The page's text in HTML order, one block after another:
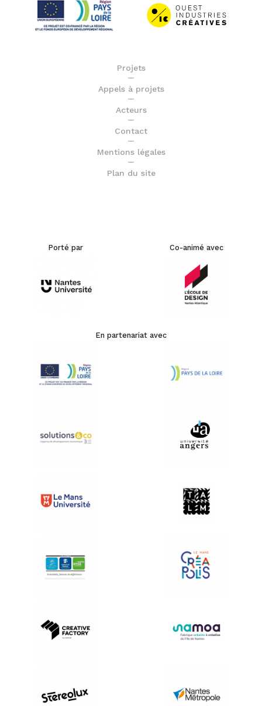
Projets
Appels à projets
Acteurs
Contact
Mentions légales
Plan du site
Porté par Co-animé avec
En partenariat avec